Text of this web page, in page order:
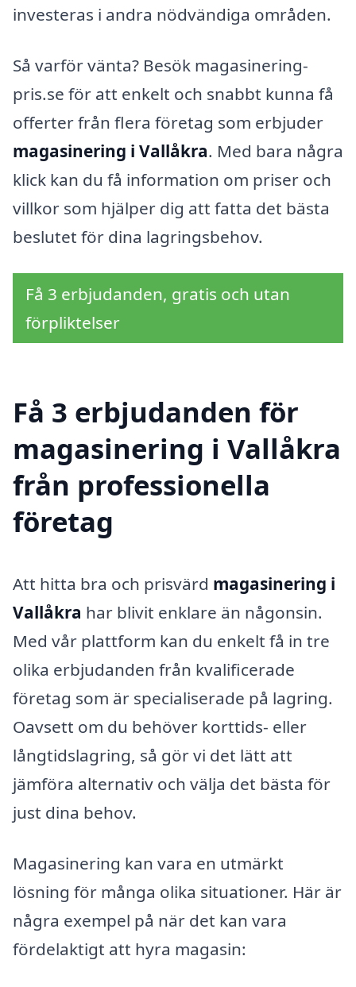
investeras i andra nödvändiga områden.
Så varför vänta? Besök magasinering-
pris.se för att enkelt och snabbt kunna få
offerter från flera företag som erbjuder
magasinering i Vallåkra. Med bara några
klick kan du få information om priser och
villkor som hjälper dig att fatta det bästa
beslutet för dina lagringsbehov.
Få 3 erbjudanden, gratis och utan
förpliktelser
Få 3 erbjudanden för
magasinering i Vallåkra
från professionella
företag
Att hitta bra och prisvärd magasinering i
Vallåkra har blivit enklare än någonsin.
Med vår plattform kan du enkelt få in tre
olika erbjudanden från kvalificerade
företag som är specialiserade på lagring.
Oavsett om du behöver korttids- eller
långtidslagring, så gör vi det lätt att
jämföra alternativ och välja det bästa för
just dina behov.
Magasinering kan vara en utmärkt
lösning för många olika situationer. Här är
några exempel på när det kan vara
fördelaktigt att hyra magasin: